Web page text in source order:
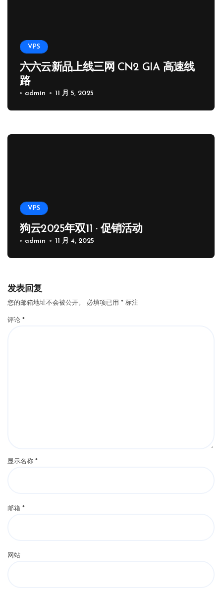
VPS
六六云新品上线三网 CN2 GIA 高速线
路
admin 11 月 5, 2025
VPS
狗云2025年双11 · 促销活动
admin 11 月 4, 2025
发表回复
您的邮箱地址不会被公开。 必填项已用 * 标注
评论 *
显示名称 *
邮箱 *
网站